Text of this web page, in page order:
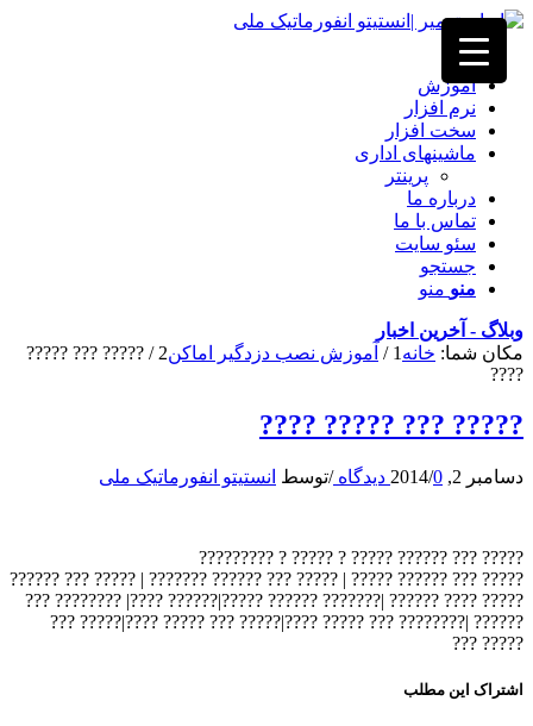
خانه
آموزش
نرم افزار
سخت افزار
ماشینهای اداری
پرینتر
درباره ما
تماس با ما
سئو سایت
جستجو
منو منو
وبلاگ - آخرین اخبار
مکان شما: خانه 1
/ آموزش نصب دزدگیر اماکن2
/
????? ??? ?????
????
????? ??? ????? ????
دسامبر 2, 2014 /0 دیدگاه /توسط انستیتو انفورماتیک ملی
????? ??? ?????? ????? ? ????? ? ?????????
????? ??? ?????? ????? | ????? ??? ?????? ??????? | ????? ??? ??????
????? ???? ?????? |??????? ?????? ?????|?????? ????| ???????? ???
?????? |???????? ??? ????? ????|????? ??? ????? ????|????? ???
????? ???
اشتراک این مطلب